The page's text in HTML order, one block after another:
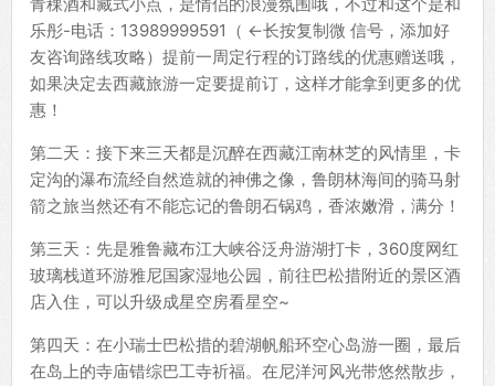
乐彤-电话：13989999591（ ←长按复制微 信号，添加好
友咨询路线攻略）提前一周定行程的订路线的优惠赠送哦，
如果决定去西藏旅游一定要提前订，这样才能拿到更多的优
惠！
第二天：接下来三天都是沉醉在西藏江南林芝的风情里，卡
定沟的瀑布流经自然造就的神佛之像，鲁朗林海间的骑马射
箭之旅当然还有不能忘记的鲁朗石锅鸡，香浓嫩滑，满分！
第三天：先是雅鲁藏布江大峡谷泛舟游湖打卡，360度网红
玻璃栈道环游雅尼国家湿地公园，前往巴松措附近的景区酒
店入住，可以升级成星空房看星空~
第四天：在小瑞士巴松措的碧湖帆船环空心岛游一圈，最后
在岛上的寺庙错综巴工寺祈福。在尼洋河风光带悠然散步，